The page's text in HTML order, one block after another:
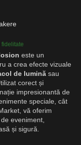
este un
a crea efecte vizuale
de lumină sau
corect și
impresionantă de
speciale, cât
vă oferim
eveniment,
și sigură.